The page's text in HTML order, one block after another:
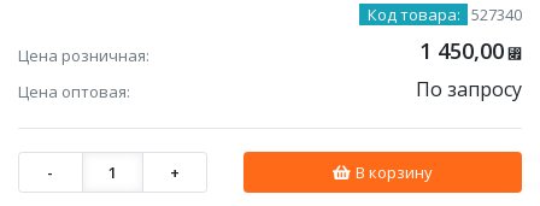
Код товара: 527340
Цена розничная:
1 450,00 ⃏
Цена оптовая: По запросу
- 1 + В корзину